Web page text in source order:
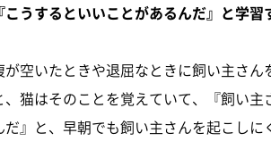
こうするといいことがあるんだ』と学
空いたときや退屈なときに飼い主さ
、猫はそのことを覚えていて、『飼い
』と、早朝でも飼い主さんを起こしに